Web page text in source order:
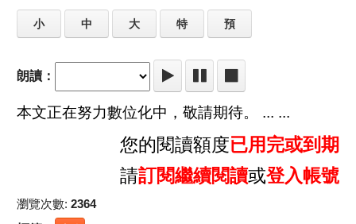
小 中 大 特 預
朗讀：
本文正在努力數位化中，敬請期待。 ... ...
您的閱讀額度已用完或到期
請訂閱繼續閱讀或登入帳號
瀏覽次數: 2364